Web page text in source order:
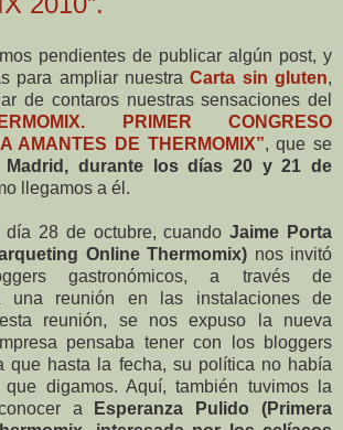
pendientes de publicar algún post, y
para ampliar nuestraCarta sin gluten,
de contaros nuestras sensaciones del
PRIMER CONGRESO
AMANTES DE THERMOMIX”, que se
Madrid, durante los días 20 y 21 de
llegamos a él.
día 28 de octubre, cuandoJaime Porta
Online Thermomix) nos invitó
gastronómicos, a través de
una reunión en las instalaciones de
reunión, se nos expuso la nueva
pensaba tener con los bloggers
que hasta la fecha, su política no había
digamos. Aquí, también tuvimos la
a
Esperanza Pulido (Primera